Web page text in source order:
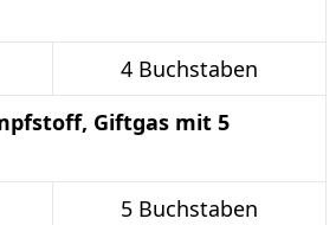
4 Buchstaben
Giftgas mit 5
5 Buchstaben